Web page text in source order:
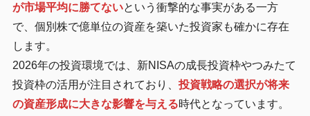
が市場平均に勝てないという衝撃的な事実がある一方
で、個別株で億単位の資産を築いた投資家も確かに存在
します。
2026年の投資環境では、新NISAの成長投資枠やつみたて
投資枠の活用が注目されており、 投資戦略の選択が将来
の資産形成に大きな影響を与える時代となっています。